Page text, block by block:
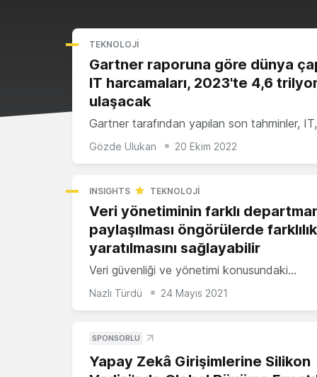
TEKNOLOJI
Gartner raporuna göre dünya
IT harcamaları, 2023'te 4,6
ulaşacak
Gartner tarafından yapılan son tahminler,
Gözde Ulukan 20 Ekim 2022
INSIGHTS TEKNOLOJI
Veri yönetiminin farklı
paylaşılması öngörülerde farklılık
yaratılmasını sağlayabilir
Veri güvenliği ve yönetimi konusundaki…
Nazlı Türdü 24 Mayıs 2021
SPONSORLU
Yapay Zekâ Girişimlerine Silikon